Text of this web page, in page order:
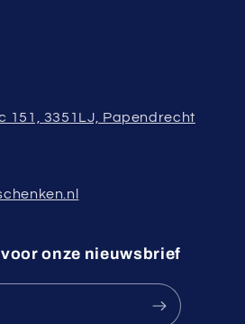
151, 3351LJ, Papendrecht
onze nieuwsbrief